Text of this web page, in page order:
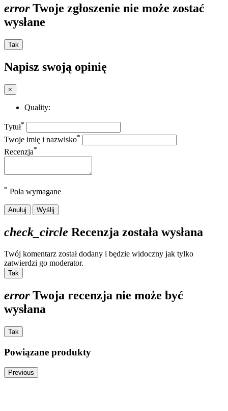
errorTwoje zgłoszenie nie może zostać
wysłane
Tak
Napisz swoją opinię
×
Quality:
Tytuł*
Twoje imię i nazwisko*
Recenzja*
* Pola wymagane
Anuluj Wyślij
check_circle Recenzja została wysłana
Twój komentarz został dodany i będzie widoczny jak tylko
zatwierdzi go moderator.
Tak
errorTwoja recenzja nie może być
wysłana
Tak
Powiązane produkty
Previous